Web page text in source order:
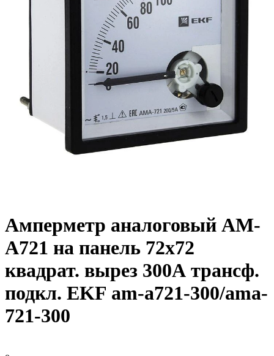
Амперметр аналоговый AM-
A721 на панель 72х72
квадрат. вырез 300А трансф.
подкл. EKF am-a721-300/ama-
721-300